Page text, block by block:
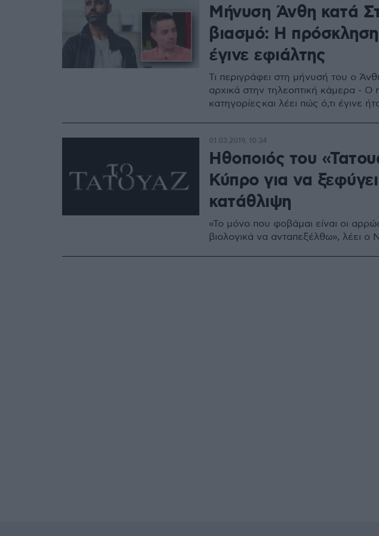
Μήνυση Άνθη κατά
βιασμό: Η πρόσκληση
έγινε εφιάλτης
Τι περιγράφει στη μήνυσή του ο
αρχικά στην τηλεοπτική κάμερα - Ο
κατηγορίες και λέει πώς ό,τι έγινε
Ηθοποιός του
Κύπρο για να
κατάθλιψη
«Το μόνο που φοβάμαι είναι οι
βιολογικά να ανταπεξέλθω», λέει ο
01.03.2019, 10:34